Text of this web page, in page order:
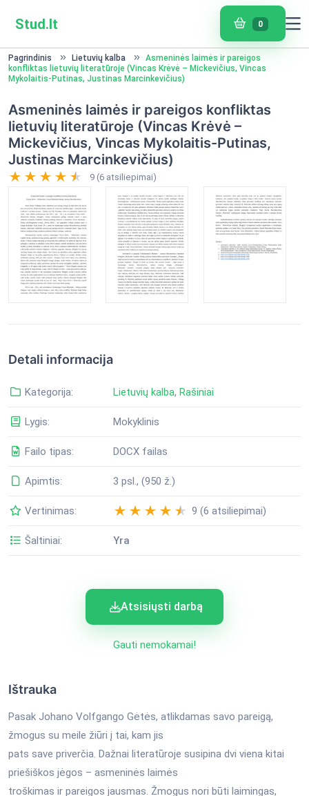
Stud.lt 0
Pagrindinis Lietuvių kalba
Asmeninės laimės ir pareigos
konfliktas lietuvių literatūroje (Vincas Krėvė – Mickevičius, Vincas
Mykolaitis-Putinas, Justinas Marcinkevičius)
Asmeninės laimės ir pareigos konfliktas
lietuvių literatūroje (Vincas Krėvė –
Mickevičius, Vincas Mykolaitis-Putinas,
Justinas Marcinkevičius)
9 (6 atsiliepimai)
Detali informacija
Kategorija: Lietuvių kalba, Rašiniai
Lygis: Mokyklinis
Failo tipas: DOCX failas
Apimtis: 3 psl., (950 ž.)
Vertinimas: 9 (6 atsiliepimai)
Šaltiniai: Yra
Atsisiųsti darbą
Gauti nemokamai!
Ištrauka
Pasak Johano Volfgango Gėtės, atlikdamas savo pareigą,
žmogus su meile žiūri į tai, kam jis
pats save priverčia. Dažnai literatūroje susipina dvi viena kitai
priešiškos jėgos – asmeninės laimės
troškimas ir pareigos jausmas. Žmogus nori būti laimingas,